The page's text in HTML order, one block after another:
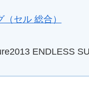
セル 総合）
ENDLESS